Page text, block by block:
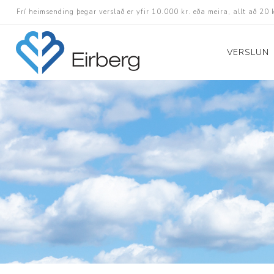
Frí heimsending þegar verslað er yfir 10.000 kr. eða meira, allt að 20
VERSLUN
Skór
Götuskór
Hlaupaskór
Utanvega- og
Barnaskór
Eldri skór á afslætti